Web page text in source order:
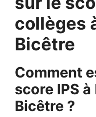
collèges
Bicêtre
Comment
score IPS
Bicêtre ?